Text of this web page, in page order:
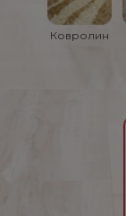
Ковролин